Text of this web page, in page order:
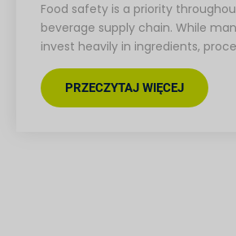
Food safety is a priority
beverage supply chain. While
invest heavily in ingredients,
PRZECZYTAJ WIĘCEJ